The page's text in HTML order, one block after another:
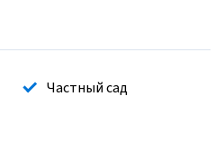
Частный сад